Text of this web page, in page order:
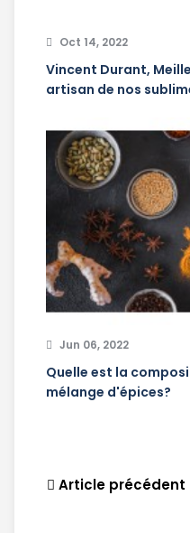
Oct 14, 2022
Vincent Durant,
artisan de nos
Jun 06, 2022
Quelle est la
mélange d'épices?
Article précédent